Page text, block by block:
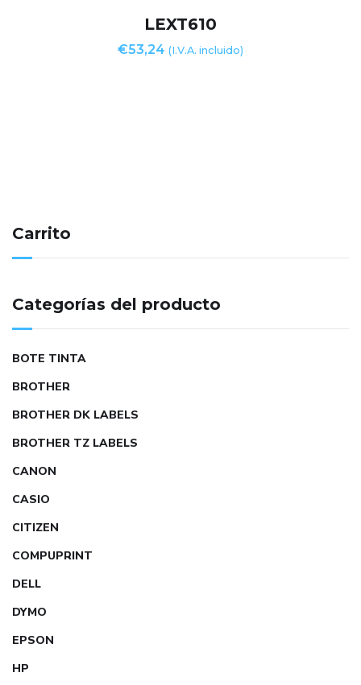
LEXT610
€53,24 (I.V.A. incluido)
Carrito
Categorías del producto
BOTE TINTA
BROTHER
BROTHER DK LABELS
BROTHER TZ LABELS
CANON
CASIO
CITIZEN
COMPUPRINT
DELL
DYMO
EPSON
HP